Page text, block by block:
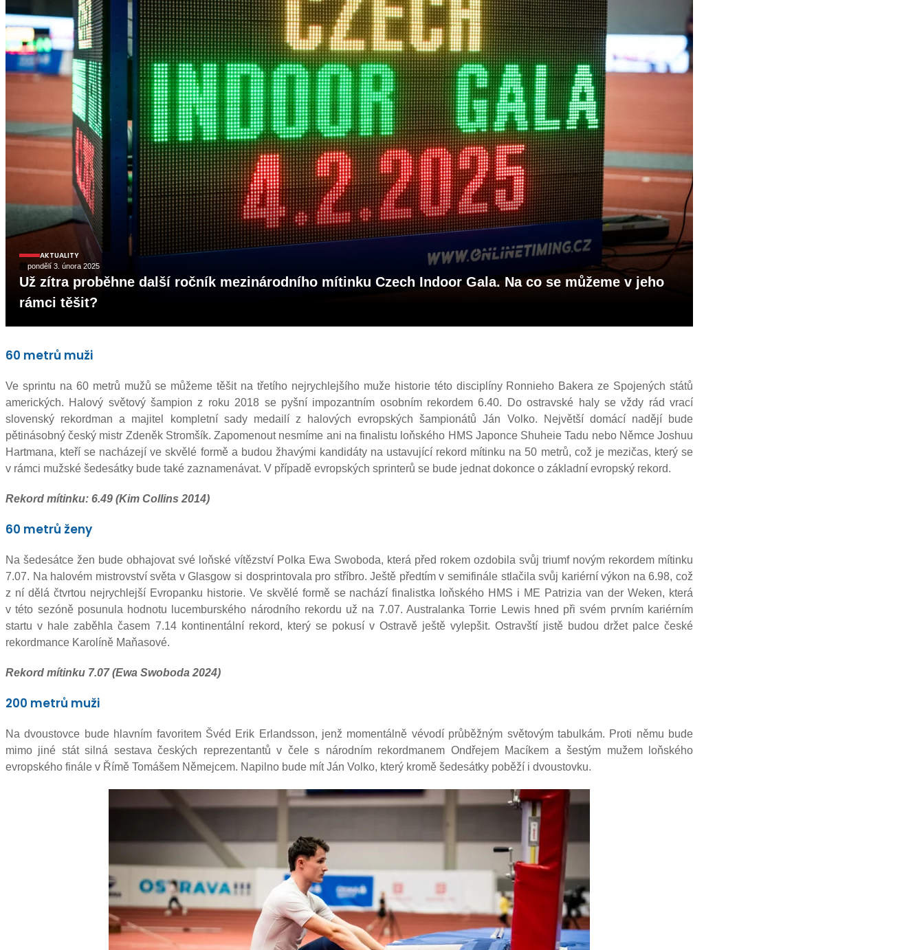
AKTUALITY
pondělí 3. února 2025
Už zítra proběhne další ročník mezinárodního mítinku Czech Indoor Gala. Na co se můžeme v jeho
rámci těšit?
60 metrů muži
Ve sprintu na 60 metrů mužů se můžeme těšit na třetího nejrychlejšího muže historie této disciplíny Ronnieho Bakera ze Spojených států
amerických. Halový světový šampion z roku 2018 se pyšní impozantním osobním rekordem 6.40. Do ostravské haly se vždy rád vrací
slovenský rekordman a majitel kompletní sady medailí z halových evropských šampionátů Ján Volko. Největší domácí nadějí bude
pětinásobný český mistr Zdeněk Stromšík. Zapomenout nesmíme ani na finalistu loňského HMS Japonce Shuheie Tadu nebo Němce Joshuu
Hartmana, kteří se nacházejí ve skvělé formě a budou žhavými kandidáty na ustavující rekord mítinku na 50 metrů, což je mezičas, který se
v rámci mužské šedesátky bude také zaznamenávat. V případě evropských sprinterů se bude jednat dokonce o základní evropský rekord.
Rekord mítinku: 6.49 (Kim Collins 2014)
60 metrů ženy
Na šedesátce žen bude obhajovat své loňské vítězství Polka Ewa Swoboda, která před rokem ozdobila svůj triumf novým rekordem mítinku
7.07. Na halovém mistrovství světa v Glasgow si dosprintovala pro stříbro. Ještě předtím v semifinále stlačila svůj kariérní výkon na 6.98, což
z ní dělá čtvrtou nejrychlejší Evropanku historie. Ve skvělé formě se nachází finalistka loňského HMS i ME Patrizia van der Weken, která
v této sezóně posunula hodnotu lucemburského národního rekordu už na 7.07. Australanka Torrie Lewis hned při svém prvním kariérním
startu v hale zaběhla časem 7.14 kontinentální rekord, který se pokusí v Ostravě ještě vylepšit. Ostravští jistě budou držet palce české
rekordmance Karolíně Maňasové.
Rekord mítinku 7.07 (Ewa Swoboda 2024)
200 metrů muži
Na dvoustovce bude hlavním favoritem Švéd Erik Erlandsson, jenž momentálně vévodí průběžným světovým tabulkám. Proti němu bude
mimo jiné stát silná sestava českých reprezentantů v čele s národním rekordmanem Ondřejem Macíkem a šestým mužem loňského
evropského finále v Římě Tomášem Němejcem. Napilno bude mít Ján Volko, který kromě šedesátky poběží i dvoustovku.